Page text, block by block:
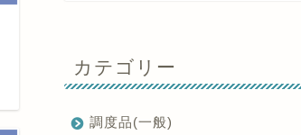
カテゴリー
調度品(一般)